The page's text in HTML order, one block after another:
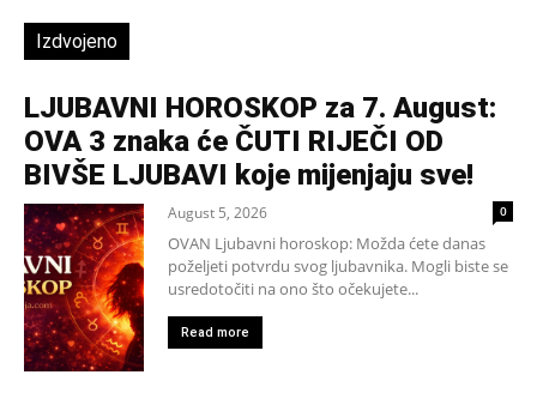
Izdvojeno
LJUBAVNI HOROSKOP za 7. August:
OVA 3 znaka će ČUTI RIJEČI OD
BIVŠE LJUBAVI koje mijenjaju sve!
August 5, 2026 0
OVAN Ljubavni horoskop: Možda ćete danas
poželjeti potvrdu svog ljubavnika. Mogli biste se
usredotočiti na ono što očekujete...
Read more